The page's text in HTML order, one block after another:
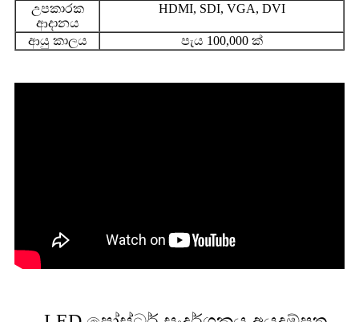
උපකාරක
ආදානය
HDMI, SDI, VGA, DVI
ආයු කාලය පැය 100,000 ක්